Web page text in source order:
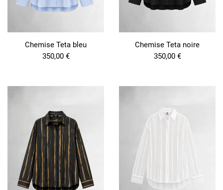
Chemise Teta bleu
350,00 €
Chemise Teta noire
350,00 €